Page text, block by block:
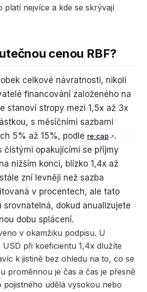
platí nejvíce a kde se skrývají
cenou RBF?
celkové návratnosti, nikoli
financování založeného na
stanoví stropy mezi 1,5x až 3x
s měsíčními sazbami
5% až 15%, podle re:cap
.
čistými opakujícími se příjmy
nižším konci, blízko 1,4x až
zní levněji než sazba
v procentech, ale tato
srovnatelná, dokud anualizujete
dobu splácení.
v okamžiku podpisu. U
USD při koeficientu 1,4x dlužíte
k jistině bez ohledu na to, co se
proměnnou je čas a čas je přesně
udělá vysokou nebo